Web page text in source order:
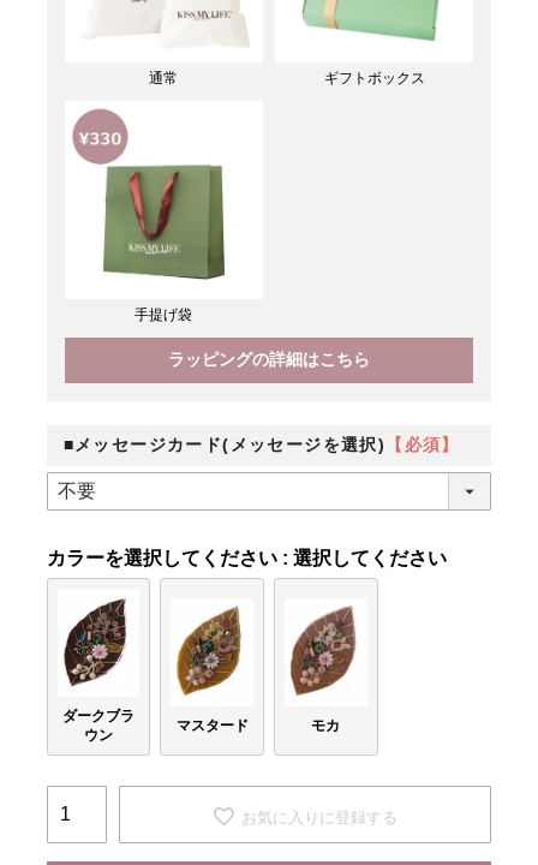
通常 ギフトボックス
手提げ袋
ラッピングの詳細はこちら
■メッセージカード(メッセージを選択) 【必須】
カラー 選択してください
ダークブラ
ウン
マスタード モカ
お気に入りに登録する